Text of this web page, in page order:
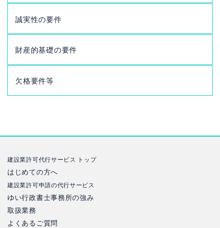
誠実性の要件
財産的基礎の要件
欠格要件等
建設業許可代行サービス トップ
はじめての方へ
建設業許可申請の代行サービス
ゆい行政書士事務所の強み
取扱業務
よくあるご質問